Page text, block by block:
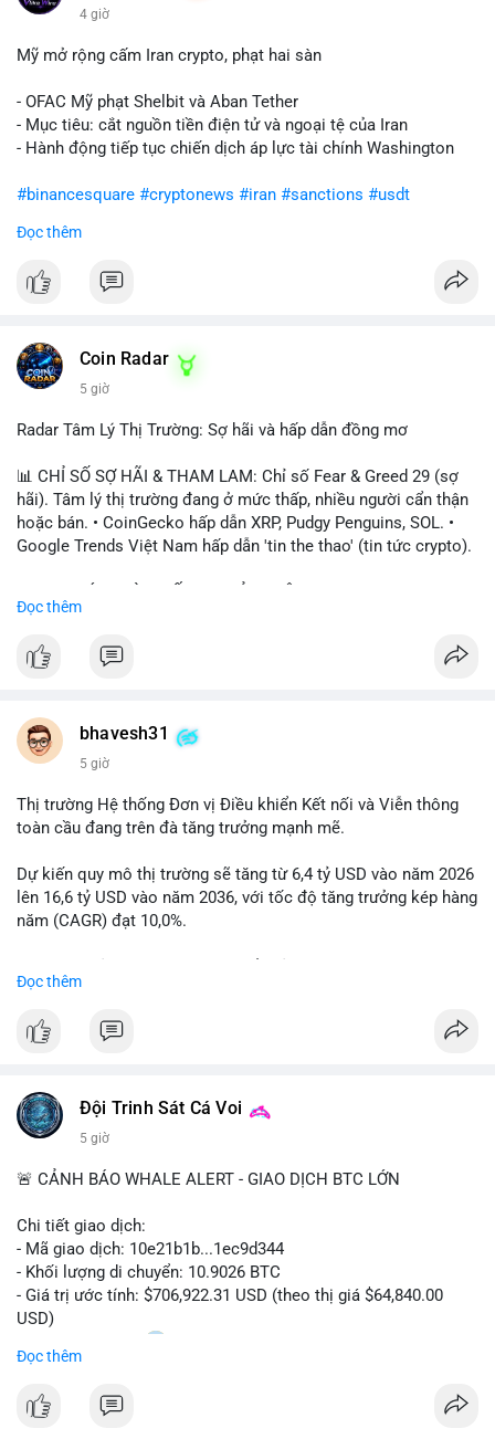
4 giờ
Mỹ mở rộng cấm Iran crypto, phạt hai sàn
- OFAC Mỹ phạt Shelbit và Aban Tether
- Mục tiêu: cắt nguồn tiền điện tử và ngoại tệ của Iran
- Hành động tiếp tục chiến dịch áp lực tài chính Washington
#binancesquare #cryptonews #iran #sanctions #usdt
$usdt
#vlikevn #titanbot
Đọc thêm
Coin Radar
5 giờ
Radar Tâm Lý Thị Trường: Sợ hãi và hấp dẫn đồng mơ
📊 CHỈ SỐ SỢ HÃI & THAM LAM: Chỉ số Fear & Greed 29 (sợ
hãi). Tâm lý thị trường đang ở mức thấp, nhiều người cẩn thận
hoặc bán. • CoinGecko hấp dẫn XRP, Pudgy Penguins, SOL. •
Google Trends Việt Nam hấp dẫn 'tin the thao' (tin tức crypto).
ONDO, CASHCAT. • Chủ đề 'tô thị ty na' (tỷ giá) và 'giao thông'
BTC breakout và lệnh long/short.
định crypto là 'vấn đề lớn' giúp giảm áp lực USD. • Binance hỗ
trợ cổ phiếu Apple/IBM. • Bài đăng hấp dẫn về $HFT, $SKYAI,
💡 NHẬN ĐỊNH & KHUYẾN NGHỊ: Tâm lý thị trường đang phân
coin (PENGU, CASHCAT) và tin cậy từ các dự án lớn (BTC,
SOL). Rủi ro tăng nếu không có thông tin rõ ràng về quy định.
Đọc thêm
bhavesh31
5 giờ
Thị trường Hệ thống Đơn vị Điều khiển Kết nối và Viễn thông
toàn cầu đang trên đà tăng trưởng mạnh mẽ.
Dự kiến quy mô thị trường sẽ tăng từ 6,4 tỷ USD vào năm 2026
lên 16,6 tỷ USD vào năm 2036, với tốc độ tăng trưởng kép hàng
năm (CAGR) đạt 10,0%.
trong các lĩnh vực ô tô, logistics và thiết bị thông minh.
Doanh nghiệp cần theo dõi xu hướng này để nắm bắt cơ hội
Đọc thêm
Đội Trinh Sát Cá Voi
5 giờ
🚨 CẢNH BÁO WHALE ALERT - GIAO DỊCH BTC LỚN
Chi tiết giao dịch:
- Mã giao dịch: 10e21b1b...1ec9d344
- Khối lượng di chuyển: 10.9026 BTC
- Giá trị ước tính: $706,922.31 USD (theo thị giá $64,840.00
USD)
- Thời gian: 18:20
Nhận định phân tích:
Giao dịch 10.9 BTC trị giá hơn 706 nghìn USD được thực hiện
Đọc thêm